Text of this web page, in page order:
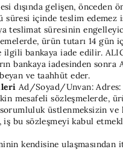
dışında gelişen,
süresi içinde teslim
teslimat süresinin
ürün tutarı 14
bankaya iade edilir.
bankaya iadesinden sonra
ve taahhüt eder.
Ad/Soyad/Unvan: Adres:
mesafeli sözleşmelerde,
üstlenmeksizin ve
iş bu sözleşmeyi kabul
kendisine